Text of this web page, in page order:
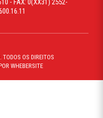
- FAX: 0(XX31) 2552-
OS DIREITOS
WHEBERSITE